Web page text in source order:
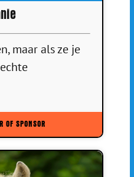
maar als ze je
OF SPONSOR